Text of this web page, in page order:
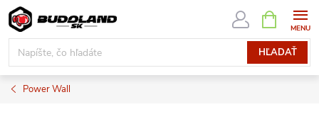
Prejsť
na
obsah
HĽADAŤ
KOŠÍK
Power Wall